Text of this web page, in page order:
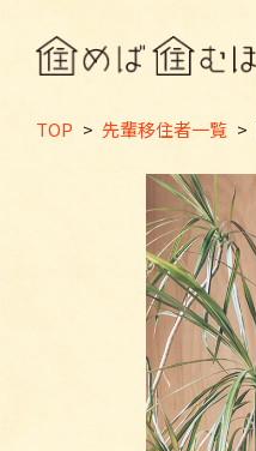
TOP > 先輩移住者一覧 >